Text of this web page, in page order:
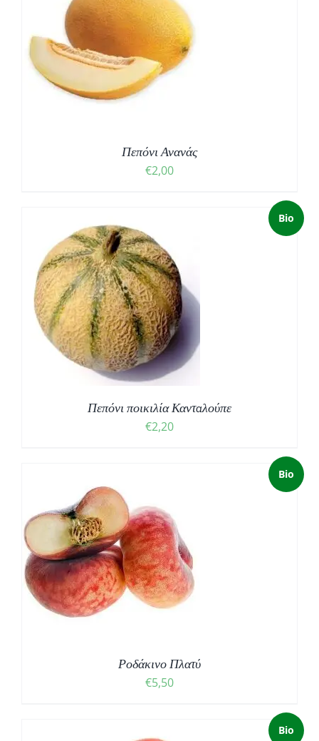
Πεπόνι Ανανάς
€2,00
Bio
Πεπόνι ποικιλία Καντaλούπε
€2,20
Bio
Ροδάκινο Πλατύ
€5,50
Bio